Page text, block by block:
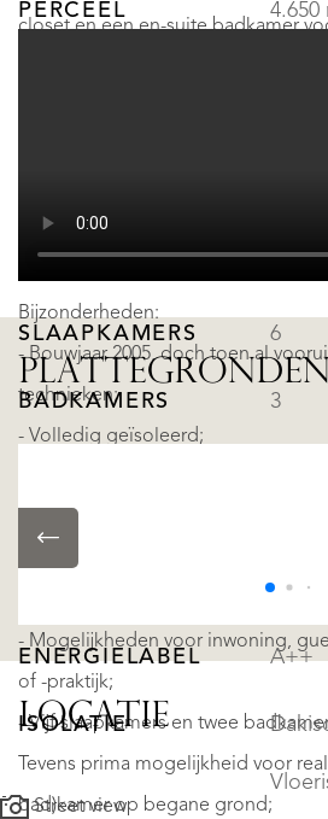
closet en een en-suite badkamer
Bijzonderheden:
- Bouwjaar 2005, doch toen al
technieken;
- Volledig geïsoleerd;
- Waterontharder;
- Vloerverwarming en koeling;
- Mogelijkheden voor inwoning,
of -praktijk;
- Vijf slaapkamers en twee
Tevens prima mogelijkheid voor
bad)kamer op begane grond;
PERCEEL 4.650
SLAAPKAMERS 6
BADKAMERS 3
ENERGIELABEL A++
ISOLATIE
PLATTEGRONDEN
LOCATIE
Street view